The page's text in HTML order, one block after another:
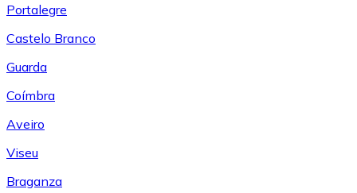
Portalegre
Castelo Branco
Guarda
Coímbra
Aveiro
Viseu
Braganza